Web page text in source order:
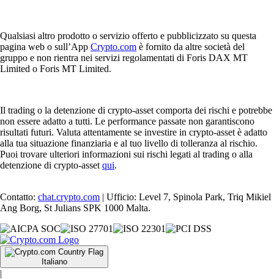
Qualsiasi altro prodotto o servizio offerto e pubblicizzato su questa
pagina web o sull’App Crypto.com è fornito da altre società del
gruppo e non rientra nei servizi regolamentati di Foris DAX MT
Limited o Foris MT Limited.
Il trading o la detenzione di crypto-asset comporta dei rischi e potrebbe
non essere adatto a tutti. Le performance passate non garantiscono
risultati futuri. Valuta attentamente se investire in crypto-asset è adatto
alla tua situazione finanziaria e al tuo livello di tolleranza al rischio.
Puoi trovare ulteriori informazioni sui rischi legati al trading o alla
detenzione di crypto-asset qui.
Contatto: chat.crypto.com | Ufficio: Level 7, Spinola Park, Triq Mikiel
Ang Borg, St Julians SPK 1000 Malta.
Italiano
|